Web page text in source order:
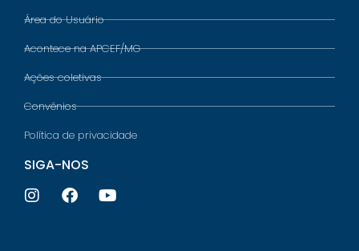
Área do Usuário
Acontece na APCEF/MG
Ações coletivas
Convênios
Política de privacidade
SIGA-NOS